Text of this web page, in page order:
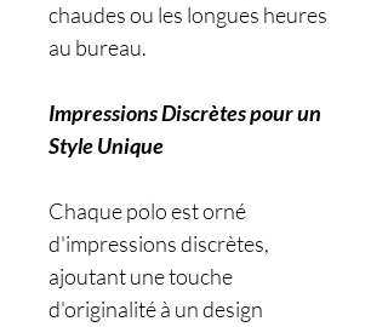
chaudes ou les longues heures
au bureau.
Impressions Discrètes pour un
Style Unique
Chaque polo est orné
d'impressions discrètes,
ajoutant une touche
d'originalité à un design